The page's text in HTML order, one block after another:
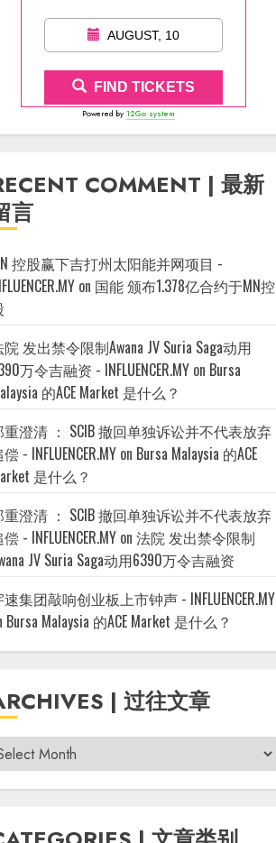
AUGUST, 10
FIND TICKETS
Powered by 12Go system
COMMENT | 最新
言
控股赢下吉打州太阳能并网项目 -
on 国能 颁布1.378亿合约于MN控
发出禁令限制Awana JV Suria Saga动用
万令吉融资 - INFLUENCER.MY on Bursa
的ACE Market 是什么？
重澄清 ： SCIB 撤回单独诉讼并不代表放弃
- INFLUENCER.MY on Bursa Malaysia 的ACE
是什么？
重澄清 ： SCIB 撤回单独诉讼并不代表放弃
- INFLUENCER.MY on法院 发出禁令限制
JV Suria Saga动用6390万令吉融资
集团敲响创业板上市钟声 - INFLUENCER.MY
Bursa Malaysia 的ACE Market 是什么？
| 过往文章